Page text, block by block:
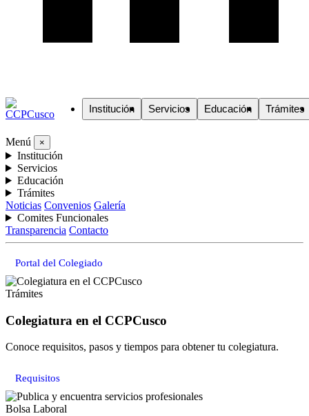
Institución Servicios Educación Trámites
Menú ×
Institución
Servicios
Educación
Trámites
Noticias Convenios Galería
Comites Funcionales
Transparencia Contacto
Portal del Colegiado
Trámites
Colegiatura en el CCPCusco
Conoce requisitos, pasos y tiempos para obtener tu colegiatura.
Requisitos
Bolsa Laboral